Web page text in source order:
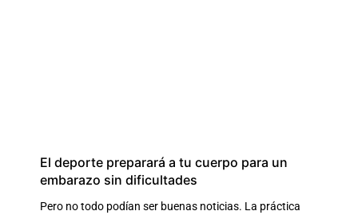
El deporte preparará a tu cuerpo para un
embarazo sin dificultades
Pero no todo podían ser buenas noticias. La práctica